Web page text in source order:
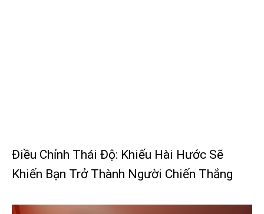
Điều Chỉnh Thái Độ: Khiếu Hài Hước Sẽ
Khiến Bạn Trở Thành Người Chiến Thắng